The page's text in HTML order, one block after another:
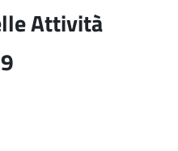
Attività